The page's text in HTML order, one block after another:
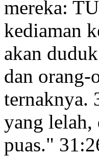
mereka:
kediaman
akan duduk
dan orang-
ternaknya.
yang lelah,
puas."